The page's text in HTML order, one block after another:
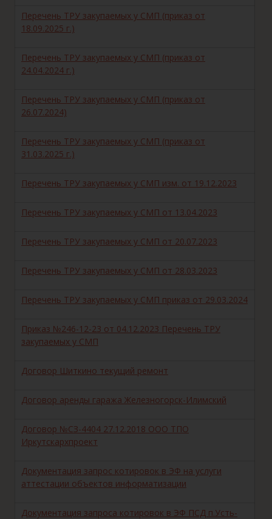
Перечень ТРУ закупаемых у СМП (приказ от
18.09.2025 г.)
Перечень ТРУ закупаемых у СМП (приказ от
24.04.2024 г.)
Перечень ТРУ закупаемых у СМП (приказ от
26.07.2024)
Перечень ТРУ закупаемых у СМП (приказ от
31.03.2025 г.)
Перечень ТРУ закупаемых у СМП изм. от 19.12.2023
Перечень ТРУ закупаемых у СМП от 13.04.2023
Перечень ТРУ закупаемых у СМП от 20.07.2023
Перечень ТРУ закупаемых у СМП от 28.03.2023
Перечень ТРУ закупаемых у СМП приказ от 29.03.2024
Приказ №246-12-23 от 04.12.2023 Перечень ТРУ
закупаемых у СМП
Договор Шиткино текущий ремонт
Договор аренды гаража Железногорск-Илимский
Договор №СЗ-4404 27.12.2018 ООО ТПО
Иркутскархпроект
Документация запрос котировок в ЭФ на услуги
аттестации объектов информатизации
Документация запроса котировок в ЭФ ПСД п.Усть-